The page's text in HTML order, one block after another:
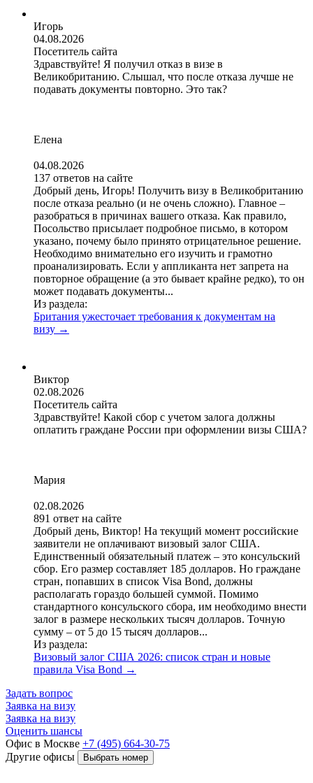
Игорь
04.08.2026
Посетитель сайта
Здравствуйте! Я получил отказ в визе в
Великобританию. Слышал, что после отказа лучше не
подавать документы повторно. Это так?
Елена
04.08.2026
137 ответов на сайте
Добрый день, Игорь! Получить визу в Великобританию
после отказа реально (и не очень сложно). Главное –
разобраться в причинах вашего отказа. Как правило,
Посольство присылает подробное письмо, в котором
указано, почему было принято отрицательное решение.
Необходимо внимательно его изучить и грамотно
проанализировать. Если у аппликанта нет запрета на
повторное обращение (а это бывает крайне редко), то он
может подавать документы...
Из раздела:
Британия ужесточает требования к документам на
визу →
Виктор
02.08.2026
Посетитель сайта
Здравствуйте! Какой сбор с учетом залога должны
оплатить граждане России при оформлении визы США?
Мария
02.08.2026
891 ответ на сайте
Добрый день, Виктор! На текущий момент российские
заявители не оплачивают визовый залог США.
Единственный обязательный платеж – это консульский
сбор. Его размер составляет 185 долларов. Но граждане
стран, попавших в список Visa Bond, должны
располагать гораздо большей суммой. Помимо
стандартного консульского сбора, им необходимо внести
залог в размере нескольких тысяч долларов. Точную
сумму – от 5 до 15 тысяч долларов...
Из раздела:
Визовый залог США 2026: список стран и новые
правила Visa Bond →
Задать вопрос
Заявка на визу
Заявка на визу
Оценить шансы
Офис в Москве +7 (495) 664-30-75
Другие офисы
Выбрать номер